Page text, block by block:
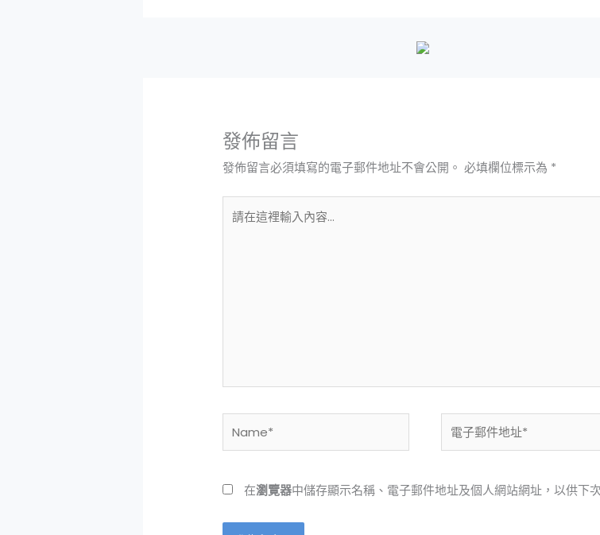
發佈留言
發佈留言必須填寫的電子郵件地址不會公開。 必填欄位標示為 *
在
件
在瀏覽器中儲存顯示名稱、電子郵件地址及個人網站網址，以供下